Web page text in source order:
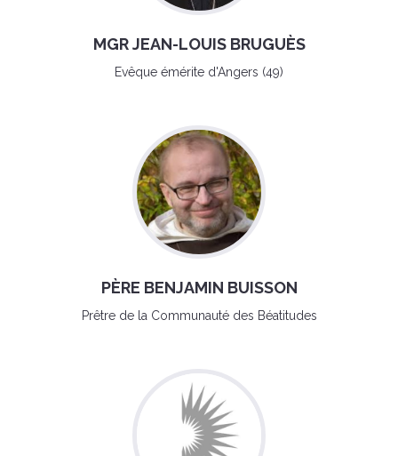
MGR JEAN-LOUIS BRUGUÈS
Evêque émérite d'Angers (49)
PÈRE BENJAMIN BUISSON
Prêtre de la Communauté des Béatitudes